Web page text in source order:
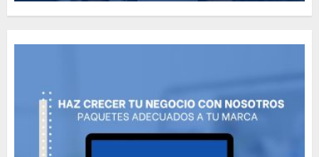
How Many of These Italian
MAYO 14, 2024 811
Need to Know About the
Classic Cars in a Retro
Movie?